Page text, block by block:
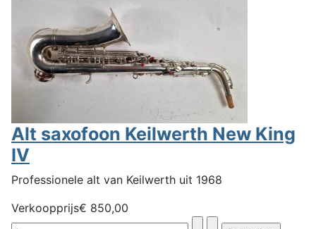
Alt saxofoon Keilwerth New King
IV
Professionele alt van Keilwerth uit 1968
Verkoopprijs€ 850,00